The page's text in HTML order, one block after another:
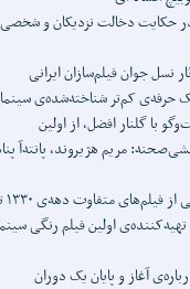
حکایت دخالت نزدیکان و
نسل جوان فیلم‌سازان ایرانی
حرفه‌ی کم‌تر شناخته‌شده‌ی
با گلنار افضل، از اولین
مریم هژیروند، پانته‌آ
متفاوت دهه‌ی ۱۳۳۰ تا ۵۰
اولین فیلم رنگی
آغاز و پایان یک دوران